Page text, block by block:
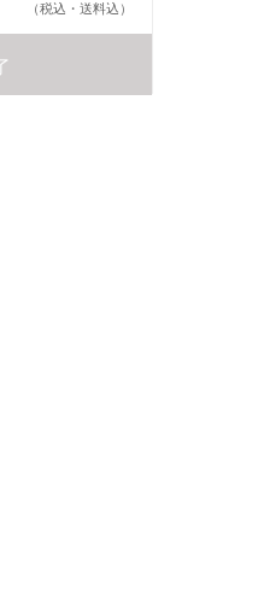
（税込・送料込）